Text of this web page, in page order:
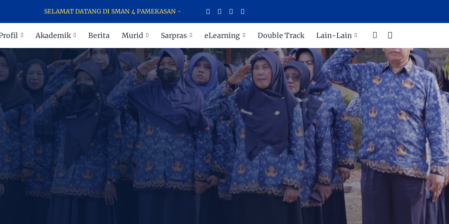
SELAMAT DATANG DI SMAN 4 PAMEKASAN - SEKOLAH PARA JUARA
Akademik Berita Murid Sarpras eLearning Double Track Lain-Lain